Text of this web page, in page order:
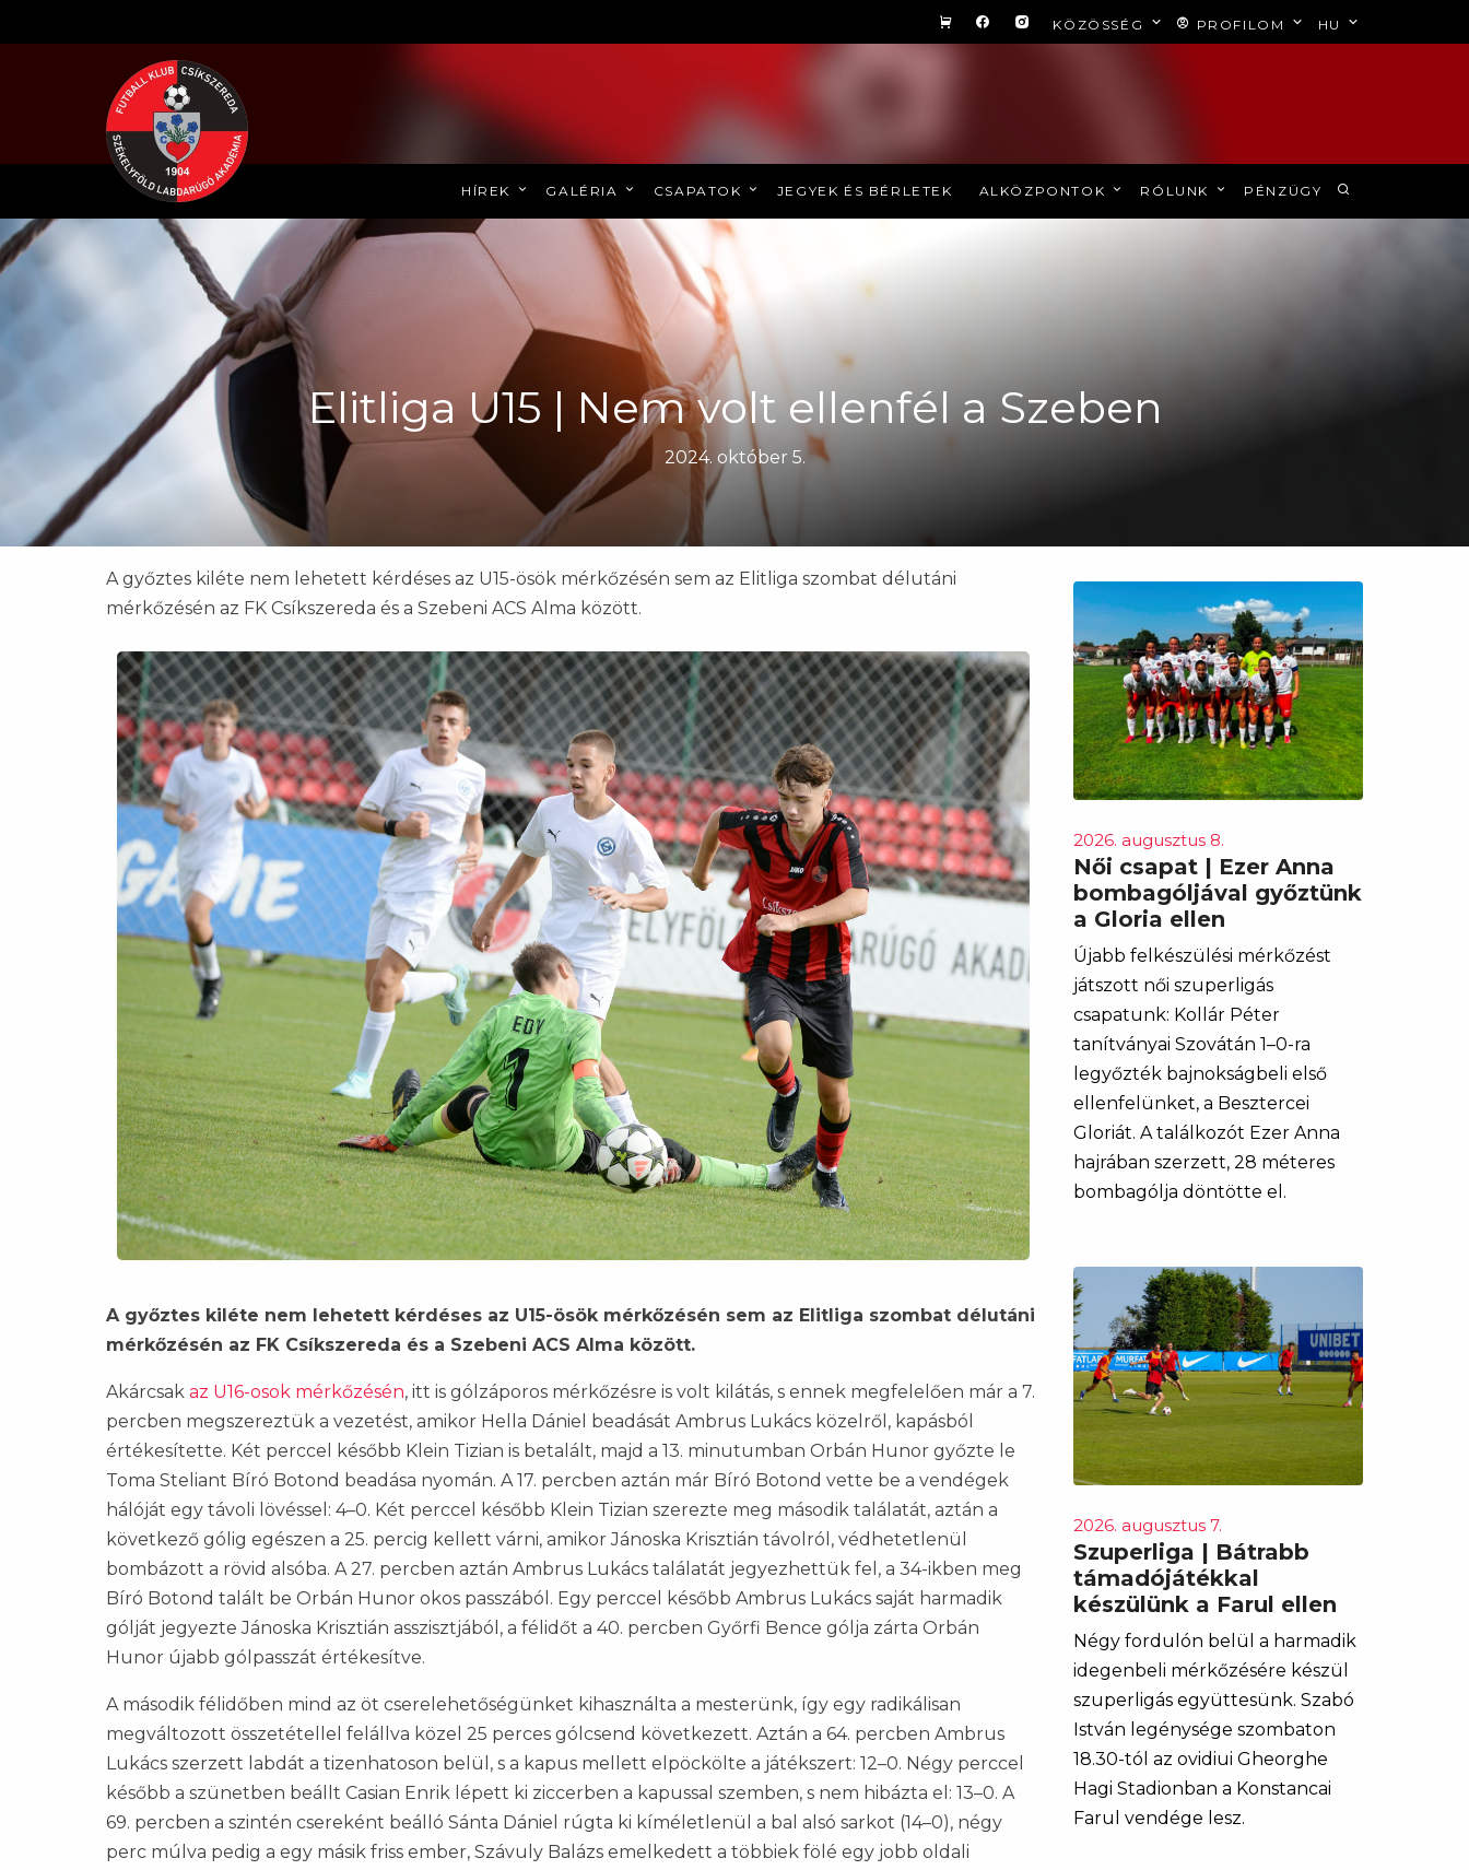
KÖZÖSSÉG PROFILOM HU
HÍREK GALÉRIA CSAPATOK JEGYEK ÉS BÉRLETEK ALKÖZPONTOK RÓLUNK PÉNZÜGY
Elitliga U15 | Nem volt ellenfél a Szeben
2024. október 5.
A győztes kiléte nem lehetett kérdéses az U15-ösök mérkőzésén sem az Elitliga szombat délutáni
mérkőzésén az FK Csíkszereda és a Szebeni ACS Alma között.
A győztes kiléte nem lehetett kérdéses az U15-ösök mérkőzésén sem az Elitliga szombat délutáni
mérkőzésén az FK Csíkszereda és a Szebeni ACS Alma között.
Akárcsak az U16-osok mérkőzésén, itt is gólzáporos mérkőzésre is volt kilátás, s ennek megfelelően már a 7.
percben megszereztük a vezetést, amikor Hella Dániel beadását Ambrus Lukács közelről, kapásból
értékesítette. Két perccel később Klein Tizian is betalált, majd a 13. minutumban Orbán Hunor győzte le
Toma Steliant Bíró Botond beadása nyomán. A 17. percben aztán már Bíró Botond vette be a vendégek
hálóját egy távoli lövéssel: 4–0. Két perccel később Klein Tizian szerezte meg második találatát, aztán a
következő gólig egészen a 25. percig kellett várni, amikor Jánoska Krisztián távolról, védhetetlenül
bombázott a rövid alsóba. A 27. percben aztán Ambrus Lukács találatát jegyezhettük fel, a 34-ikben meg
Bíró Botond talált be Orbán Hunor okos passzából. Egy perccel később Ambrus Lukács saját harmadik
gólját jegyezte Jánoska Krisztián asszisztjából, a félidőt a 40. percben Győrfi Bence gólja zárta Orbán
Hunor újabb gólpasszát értékesítve.
A második félidőben mind az öt cserelehetőségünket kihasználta a mesterünk, így egy radikálisan
megváltozott összetétellel felállva közel 25 perces gólcsend következett. Aztán a 64. percben Ambrus
Lukács szerzett labdát a tizenhatoson belül, s a kapus mellett elpöckölte a játékszert: 12–0. Négy perccel
később a szünetben beállt Casian Enrik lépett ki ziccerben a kapussal szemben, s nem hibázta el: 13–0. A
69. percben a szintén csereként beálló Sánta Dániel rúgta ki kíméletlenül a bal alsó sarkot (14–0), négy
perc múlva pedig a egy másik friss ember, Szávuly Balázs emelkedett a többiek fölé egy jobb oldali
2026. augusztus 8.
Női csapat | Ezer Anna
bombagóljával győztünk
a Gloria ellen
Újabb felkészülési mérkőzést
játszott női szuperligás
csapatunk: Kollár Péter
tanítványai Szovátán 1–0-ra
legyőzték bajnokságbeli első
ellenfelünket, a Besztercei
Gloriát. A találkozót Ezer Anna
hajrában szerzett, 28 méteres
bombagólja döntötte el.
2026. augusztus 7.
Szuperliga | Bátrabb
támadójátékkal
készülünk a Farul ellen
Négy fordulón belül a harmadik
idegenbeli mérkőzésére készül
szuperligás együttesünk. Szabó
István legénysége szombaton
18.30-tól az ovidiui Gheorghe
Hagi Stadionban a Konstancai
Farul vendége lesz.